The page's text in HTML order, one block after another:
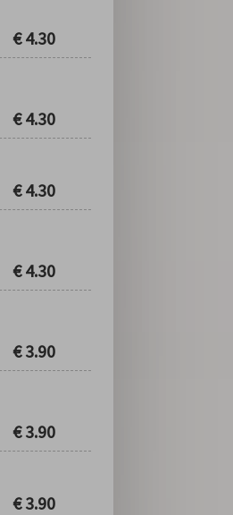
€4.30
€4.30
€4.30
€4.30
€3.90
€3.90
€3.90